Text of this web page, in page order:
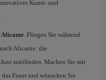
Kunst- und
Alicante. Fliegen Sie während
Alicante: die
stattfinden. Machen Sie mit
Feuer und wünschen Sie